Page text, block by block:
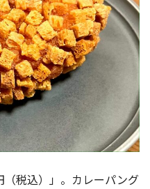
（税込）」。カレーパング